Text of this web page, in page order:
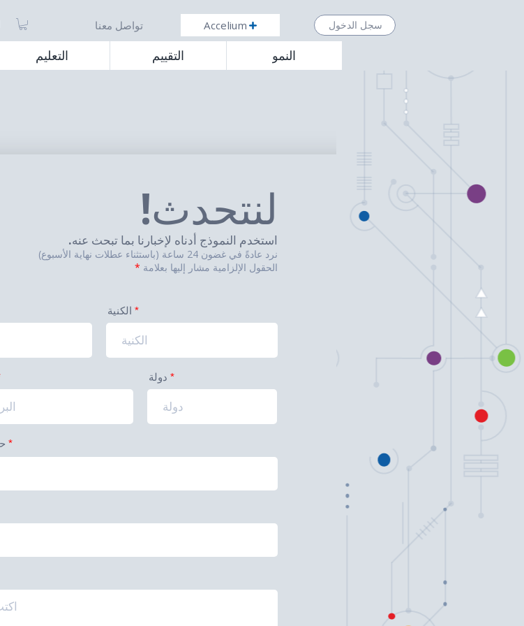
تواصل معنا Accelium سجل الدخول
النمو التقييم التعليم
لنتحدث!
استخدم النموذج أدناه لإخبارنا بما تبحث عنه.
نرد عادةً في غضون 24 ساعة (باستثناء عطلات نهاية الأسبوع)
الحقول الإلزامية مشار إليها بعلامة *
الكنية
دولة